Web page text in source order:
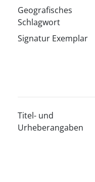
Geografisches
Schlagwort
Signatur Exemplar
Titel- und
Urheberangaben